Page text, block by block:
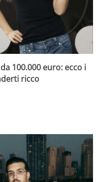
100.000 euro: ecco i
ricco